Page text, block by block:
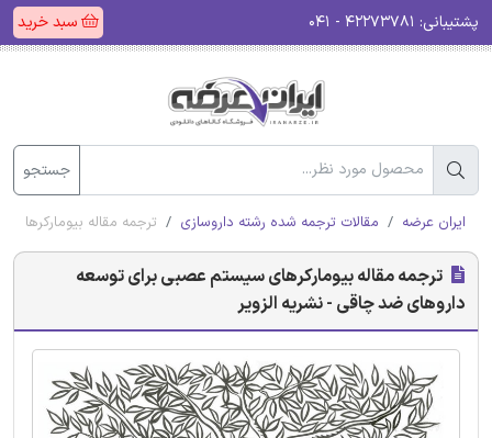
پشتیبانی: سبد خرید
جستجو
ایران عرضه مقالات ترجمه شده رشته داروسازی ترجمه مقاله
ترجمه مقاله بیومارکرهای سیستم عصبی برای توسعه
داروهای ضد چاقی - نشریه الزویر